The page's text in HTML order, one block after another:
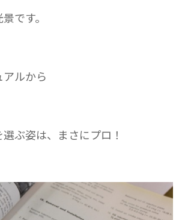
です。
ルから
ぶ姿は、まさにプロ！